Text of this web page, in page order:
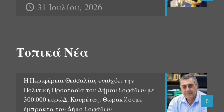
31 Ιουλίου, 2026
Τοπικά Νέα
0
Η Περιφέρεια Θεσσαλίας ενισχύει την
Πολιτική Προστασία του Δήμου Σοφάδων με
300.000 ευρώΔ. Κουρέτας: Θωρακίζουμε
έμπρακτα τον Δήμο Σοφάδων